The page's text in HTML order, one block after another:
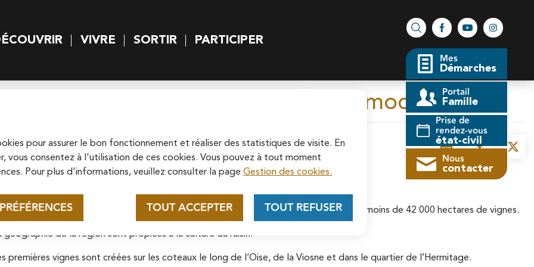
pour assurer le bon fonctionnement et réaliser des statistiques de visite. En
vous consentez à l'utilisation de ces cookies. Vous pouvez à tout moment
Pour plus d'informations, veuillez consulter la page Gestion des cookies.
TOUT ACCEPTER TOUT REFUSER
Cathédrale Saint-Maclou de
Pontoise
Soutenez la rénovation de la cathédrale
Saint-Maclou en vous connectant sur le
principal VIVRE SORTIR PARTICIPER
Rechercher sur le site
FacebookYouTubeInstagram
Mes
Démarches
Portail
Famille
Prise de
rendez-vous
état-civil
Nous
contacter
vin de Pontoise à découvrir sans modération !
sans modération ! ImprimerPartager la
la région parisienne est un haut lieu de la production de vin ; sont alors recensés pas moins de 42 000 hectares de vignes.
géographie de la région sont propices à la culture du raisin.
premières vignes sont créées sur les coteaux le long de l’Oise, de la Viosne et dans le quartier de l’Hermitage.